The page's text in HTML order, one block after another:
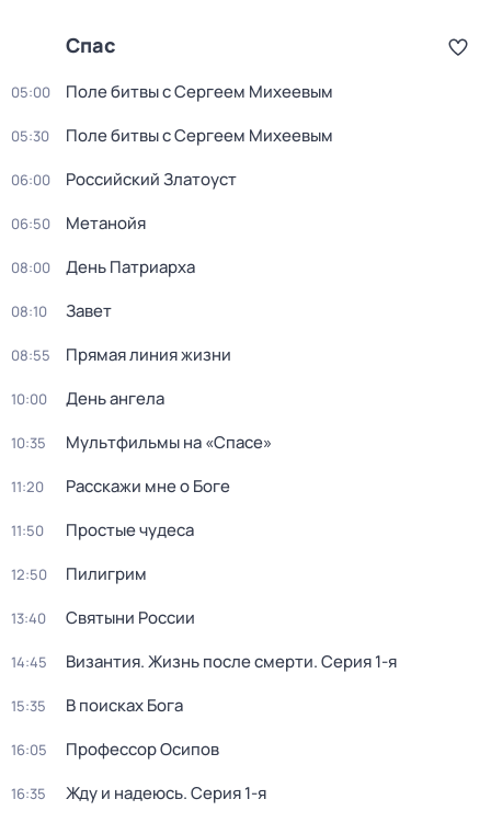
Спас
05:00 Поле битвы с Сергеем Михеевым
05:30 Поле битвы с Сергеем Михеевым
06:00 Российский Златоуст
06:50 Метанойя
08:00 День Патриарха
08:10 Завет
08:55 Прямая линия жизни
10:00 День ангела
10:35 Мультфильмы на «Спасе»
11:20 Расскажи мне о Боге
11:50 Простые чудеса
12:50 Пилигрим
13:40 Святыни России
14:45 Византия. Жизнь после смерти. Серия 1-я
15:35 В поисках Бога
16:05 Профессор Осипов
16:35 Жду и нaдeюсь. Серия 1-я